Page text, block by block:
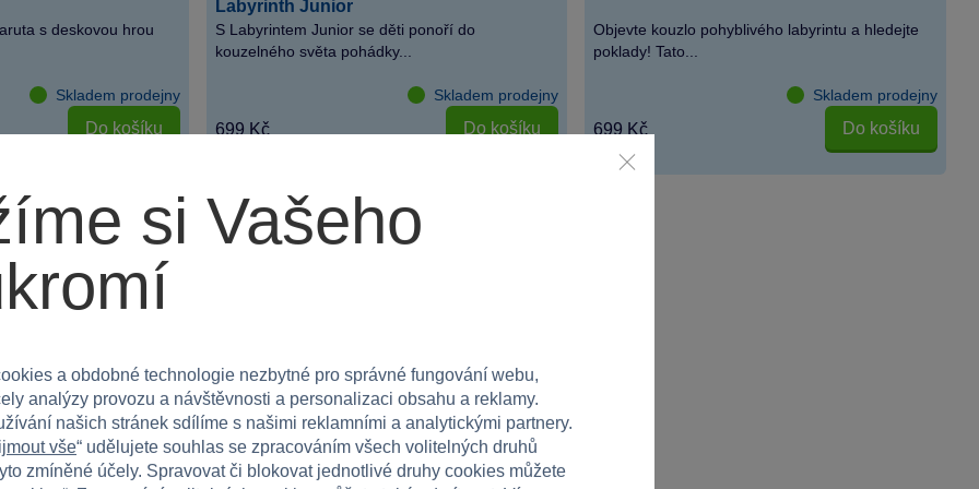
s deskovou hrou
Skladem prodejny
Do košíku
Labyrinth Junior
S Labyrintem Junior se děti ponoří do
kouzelného světa pohádky...
Skladem prodejny
699 Kč Do košíku
Objevte kouzlo pohyblivého labyrintu a hledejte
poklady! Tato...
Skladem prodejny
699 Kč Do košíku
si Vašeho
a obdobné technologie nezbytné pro správné fungování webu,
analýzy provozu a návštěvnosti a personalizaci obsahu a reklamy.
našich stránek sdílíme s našimi reklamními a analytickými partnery.
vše“ udělujete souhlas se zpracováním všech volitelných druhů
zmíněné účely. Spravovat či blokovat jednotlivé druhy cookies můžete